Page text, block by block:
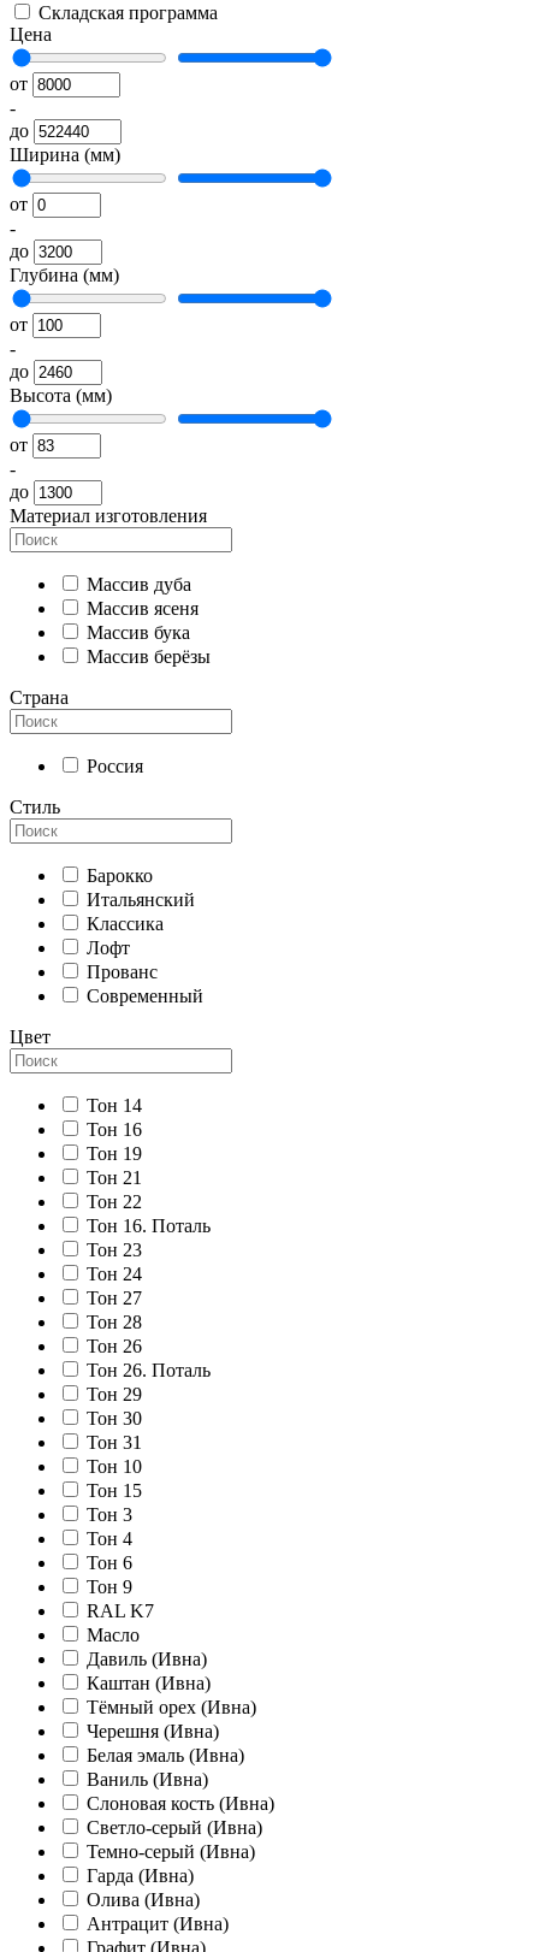
Складская программа
Цена
от
-
до
Ширина (мм)
от
-
до
Глубина (мм)
от
-
до
Высота (мм)
от
-
до
Материал изготовления
Массив дуба
Массив ясеня
Массив бука
Массив берёзы
Страна
Россия
Стиль
Барокко
Итальянский
Классика
Лофт
Прованс
Современный
Цвет
Тон 14
Тон 16
Тон 19
Тон 21
Тон 22
Тон 16. Поталь
Тон 23
Тон 24
Тон 27
Тон 28
Тон 26
Тон 26. Поталь
Тон 29
Тон 30
Тон 31
Тон 10
Тон 15
Тон 3
Тон 4
Тон 6
Тон 9
RAL K7
Масло
Давиль (Ивна)
Каштан (Ивна)
Тёмный орех (Ивна)
Черешня (Ивна)
Белая эмаль (Ивна)
Ваниль (Ивна)
Слоновая кость (Ивна)
Светло-серый (Ивна)
Темно-серый (Ивна)
Гарда (Ивна)
Олива (Ивна)
Антрацит (Ивна)